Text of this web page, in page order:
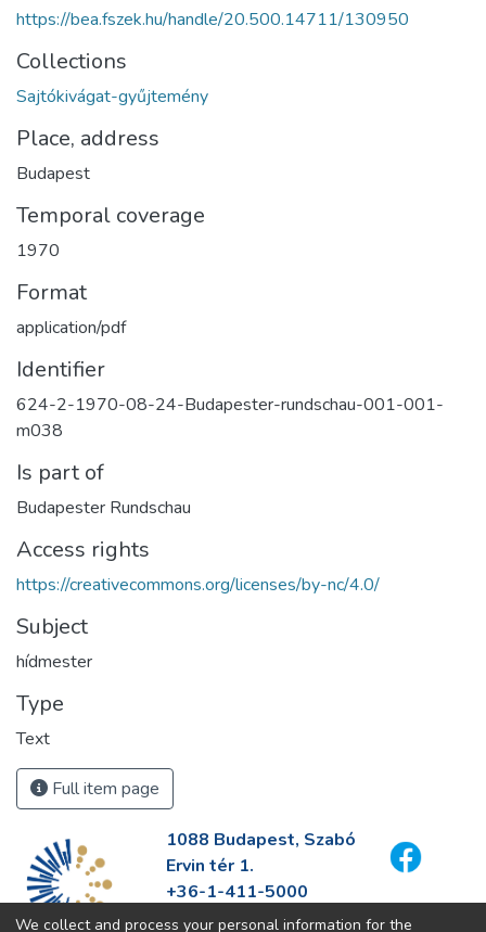
https://bea.fszek.hu/handle/20.500.14711/130950
Collections
Sajtókivágat-gyűjtemény
Place, address
Budapest
Temporal coverage
1970
Format
application/pdf
Identifier
624-2-1970-08-24-Budapester-rundschau-001-001-
m038
Is part of
Budapester Rundschau
Access rights
https://creativecommons.org/licenses/by-nc/4.0/
Subject
hídmester
Type
Text
Full item page
1088 Budapest, Szabó
Ervin tér 1.
+36-1-411-5000
info@fszek.hu
We collect and process your personal information for the